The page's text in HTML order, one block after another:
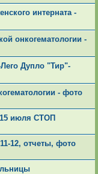
интерната -
онкогематологии -
Дупло "Тир"-
- фото
июля СТОП
12, отчеты, фото